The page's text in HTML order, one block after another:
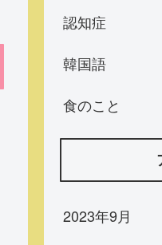
認知症
韓国語
食のこと
2023年9月